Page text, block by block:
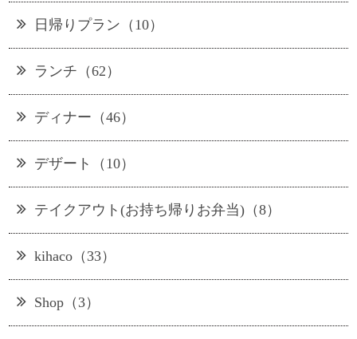
日帰りプラン（10）
ランチ（62）
ディナー（46）
デザート（10）
テイクアウト(お持ち帰りお弁当)（8）
kihaco（33）
Shop（3）